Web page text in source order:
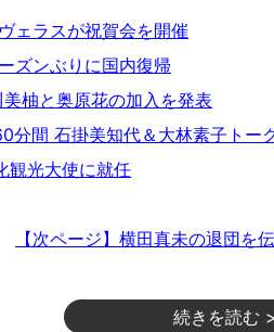
ェラスが祝賀会を開催
ズンぶりに国内復帰
柚と奥原花の加入を発表
間 石掛美知代＆大林素子トー
観光大使に就任
【次ページ】横田真未の退団を
続きを読む